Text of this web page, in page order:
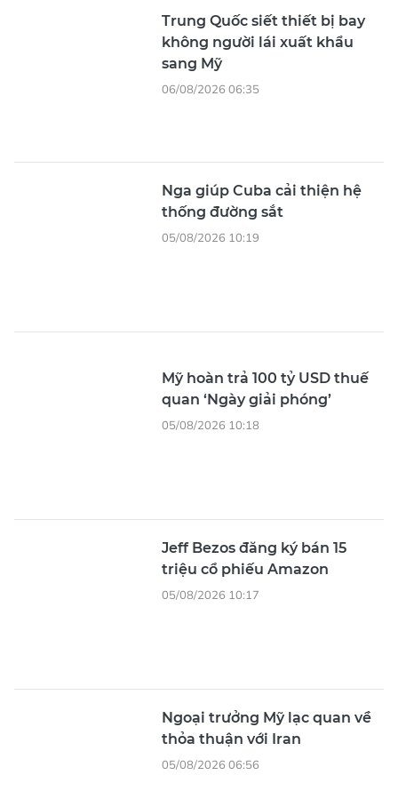
Trung Quốc siết thiết bị bay
không người lái xuất khẩu
sang Mỹ
06/08/2026 06:35
Nga giúp Cuba cải thiện hệ
thống đường sắt
05/08/2026 10:19
Mỹ hoàn trả 100 tỷ USD thuế
quan ‘Ngày giải phóng’
05/08/2026 10:18
Jeff Bezos đăng ký bán 15
triệu cổ phiếu Amazon
05/08/2026 10:17
Ngoại trưởng Mỹ lạc quan về
thỏa thuận với Iran
05/08/2026 06:56